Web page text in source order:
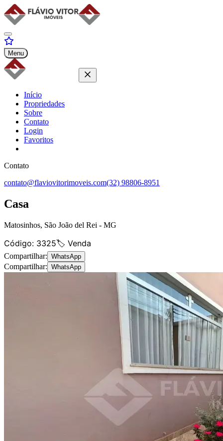
Menu
Início
Propriedades
Sobre
Contato
Login
Favoritos
Contato
contato@flaviovitorimoveis.com(32) 98806-8951
Casa
Matosinhos, São João del Rei - MG
Código: 3325🏷️ Venda
Compartilhar: WhatsApp
Compartilhar: WhatsApp